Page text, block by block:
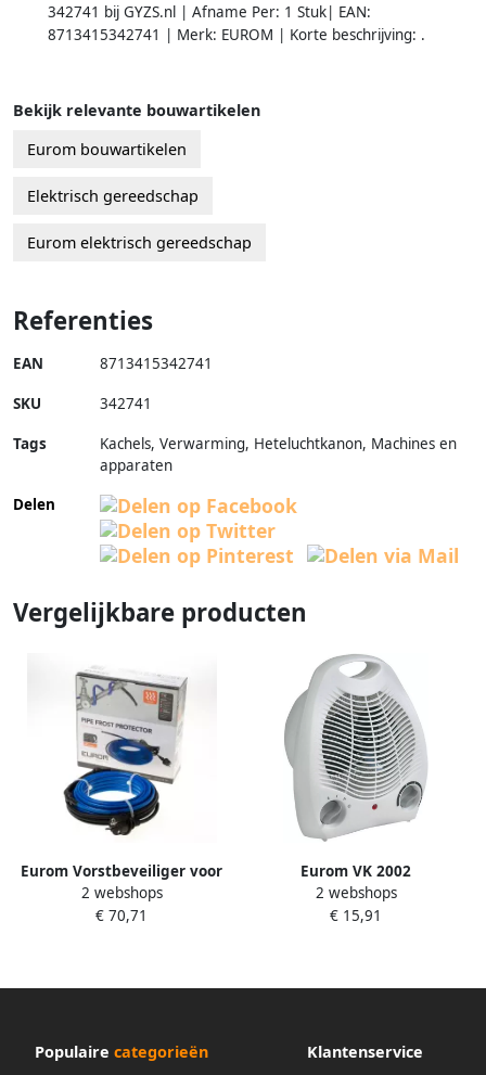
342741 bij GYZS.nl | Afname Per: 1 Stuk| EAN:
8713415342741 | Merk: EUROM | Korte beschrijving: .
Bekijk relevante bouwartikelen
Eurom bouwartikelen
Elektrisch gereedschap
Eurom elektrisch gereedschap
Referenties
EAN 8713415342741
SKU 342741
Tags
Kachels, Verwarming, Heteluchtkanon, Machines en
apparaten
Delen
Vergelijkbare producten
Eurom Vorstbeveiliger voor
leidingen | 10m 351880
2 webshops
€ 70,71
Eurom VK 2002
Ventilatorkachel 350265
2 webshops
€ 15,91
Populaire categorieën Klantenservice